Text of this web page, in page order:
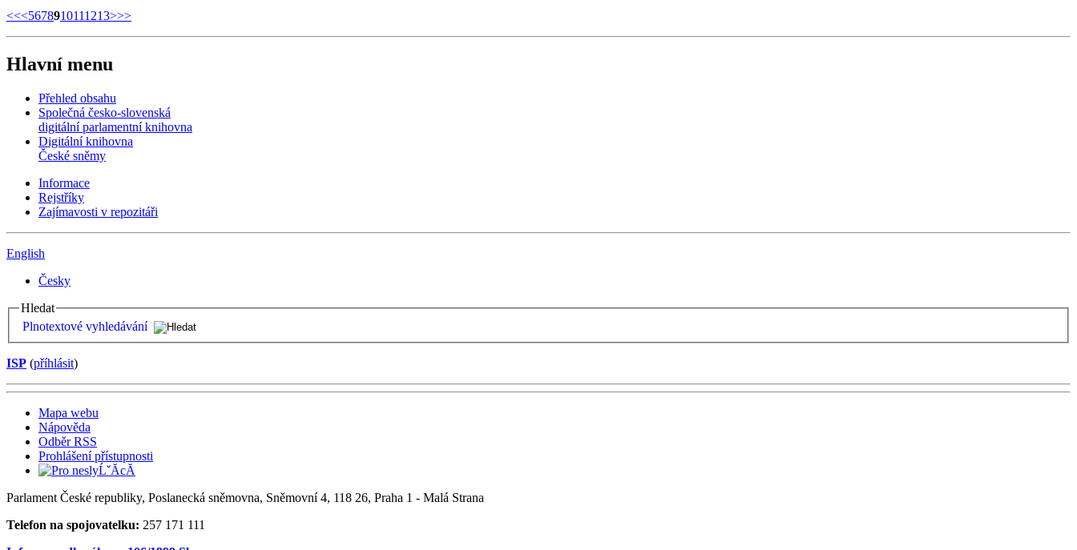
<<<5678910111213>>>
Hlavní menu
Přehled obsahu
Společná česko-slovenská
digitální parlamentní knihovna
Digitální knihovna
České sněmy
Informace
Rejstříky
Zajímavosti v repozitáři
English
Česky
Hledat
Plnotextové vyhledávání
ISP (příhlásit)
Mapa webu
Nápověda
Odběr RSS
Prohlášení přístupnosti
Parlament České republiky, Poslanecká sněmovna, Sněmovní 4, 118 26, Praha 1 - Malá Strana
Telefon na spojovatelku: 257 171 111